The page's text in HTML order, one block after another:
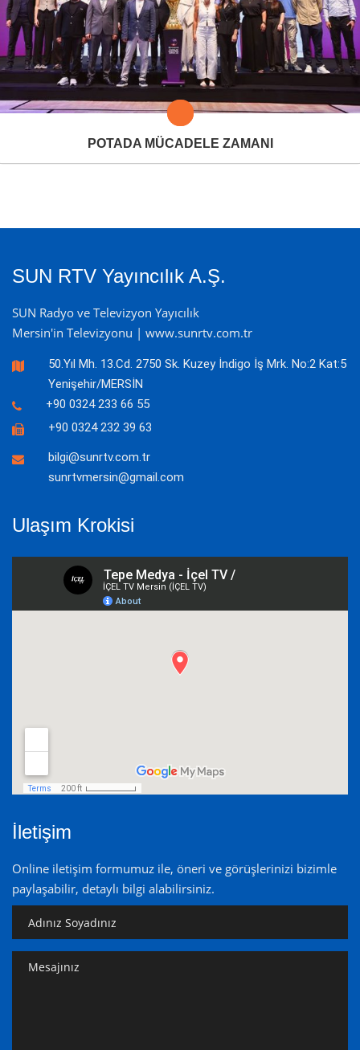
POTADA MÜCADELE ZAMANI
SUN RTV Yayıncılık A.Ş.
SUN Radyo ve Televizyon Yayıcılık
Mersin'in Televizyonu | www.sunrtv.com.tr
50.Yıl Mh. 13.Cd. 2750 Sk. Kuzey İndigo İş Mrk. No:2 Kat:5
Yenişehir/MERSİN
+90 0324 233 66 55
+90 0324 232 39 63
bilgi@sunrtv.com.tr
sunrtvmersin@gmail.com
Ulaşım Krokisi
İletişim
Online iletişim formumuz ile, öneri ve görüşlerinizi bizimle
paylaşabilir, detaylı bilgi alabilirsiniz.